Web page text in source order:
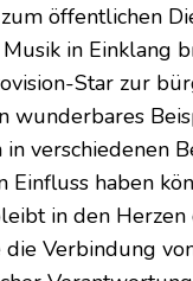
öffentlichen
in Einklang
Star zur
wunderbares
verschiedenen
Einfluss haben
in den Herzen
die Verbindung